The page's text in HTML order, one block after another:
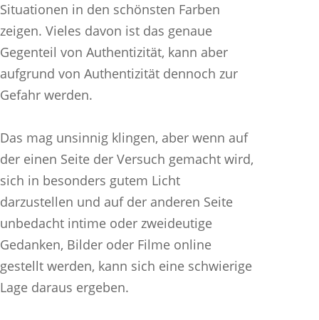
Situationen in den schönsten Farben
zeigen. Vieles davon ist das genaue
Gegenteil von Authentizität, kann aber
aufgrund von Authentizität dennoch zur
Gefahr werden.
Das mag unsinnig klingen, aber wenn auf
der einen Seite der Versuch gemacht wird,
sich in besonders gutem Licht
darzustellen und auf der anderen Seite
unbedacht intime oder zweideutige
Gedanken, Bilder oder Filme online
gestellt werden, kann sich eine schwierige
Lage daraus ergeben.